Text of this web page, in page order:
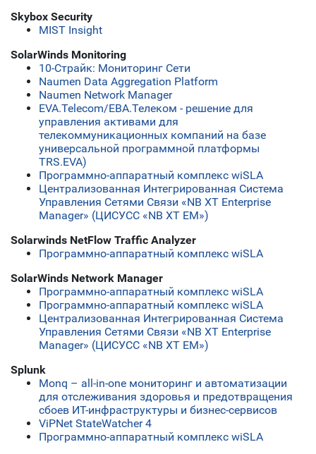
Skybox Security
MIST Insight
SolarWinds Monitoring
10-Страйк: Мониторинг Сети
Naumen Data Aggregation Platform
Naumen Network Manager
ЕVA.Telecom/ЕВА.Телеком - решение для
управления активами для
телекоммуникационных компаний на базе
универсальной программной платформы
TRS.EVA)
Программно-аппаратный комплекс wiSLA
Централизованная Интегрированная Система
Управления Сетями Связи «NB XT Enterprise
Manager» (ЦИСУСС «NB XT EM»)
Solarwinds NetFlow Traffic Analyzer
Программно-аппаратный комплекс wiSLA
SolarWinds Network Manager
Программно-аппаратный комплекс wiSLA
Программно-аппаратный комплекс wiSLA
Централизованная Интегрированная Система
Управления Сетями Связи «NB XT Enterprise
Manager» (ЦИСУСС «NB XT EM»)
Splunk
Monq – all-in-one мониторинг и автоматизации
для отслеживания здоровья и предотвращения
сбоев ИТ-инфраструктуры и бизнес-сервисов
ViPNet StateWatcher 4
Программно-аппаратный комплекс wiSLA